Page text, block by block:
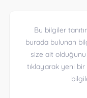
Bu bilgiler
burada bulunan
size ait olduğunu
tıklayarak yeni